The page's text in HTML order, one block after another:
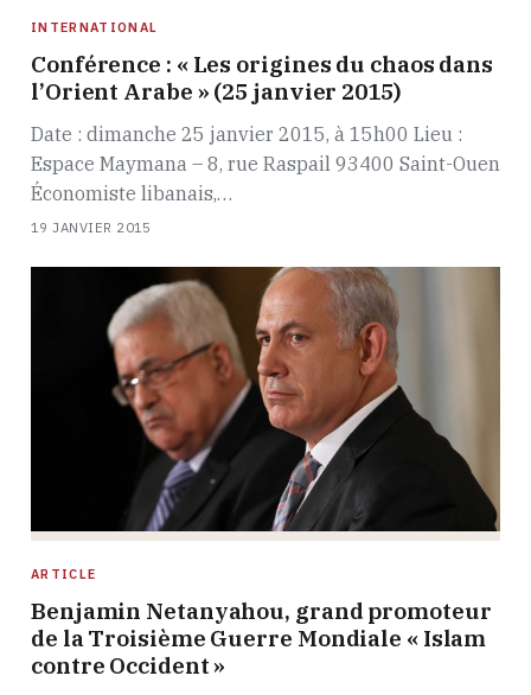
INTERNATIONAL
Conférence : « Les origines du chaos dans
l’Orient Arabe » (25 janvier 2015)
Date : dimanche 25 janvier 2015, à 15h00 Lieu :
Espace Maymana – 8, rue Raspail 93400 Saint-Ouen
Économiste libanais,…
19 JANVIER 2015
ARTICLE
Benjamin Netanyahou, grand promoteur
de la Troisième Guerre Mondiale « Islam
contre Occident »